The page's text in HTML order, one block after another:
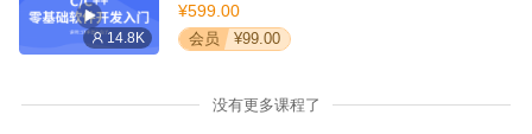
14.8K
¥599.00
会员 ¥99.00
没有更多课程了